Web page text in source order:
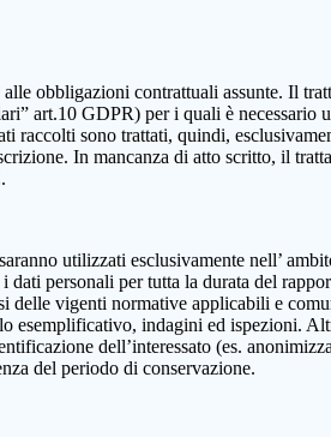
obbligazioni contrattuali assunte. Il
art.10 GDPR) per i quali è necessario
sono trattati, quindi,
In mancanza di atto scritto, il
utilizzati esclusivamente nell’
personali per tutta la durata del
delle vigenti normative applicabili e
indagini ed ispezioni.
dell’interessato (es.
del periodo di conservazione.